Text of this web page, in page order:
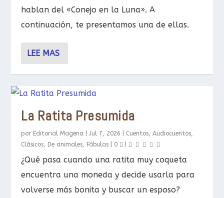
hablan del «Conejo en la Luna». A
continuación, te presentamos una de ellas.
LEE MAS
La Ratita Presumida
por Editorial Magena |Jul 7, 2026 Cuentos,Audiocuentos,
Clásicos, De animales, Fábulas 0
¿Qué pasa cuando una ratita muy coqueta
encuentra una moneda y decide usarla para
volverse más bonita y buscar un esposo?